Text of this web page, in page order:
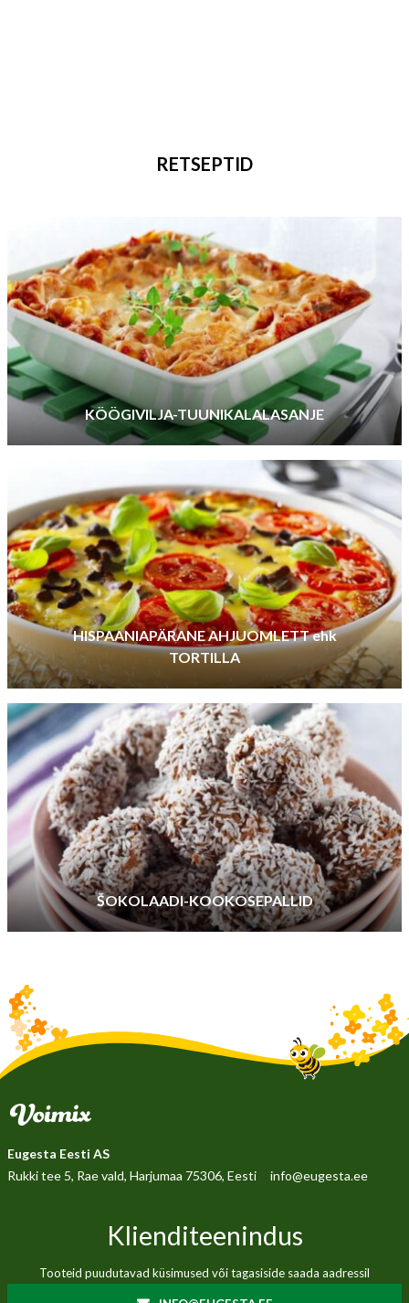
RETSEPTID
KÖÖGIVILJA-TUUNIKALALASANJE
HISPAANIAPÄRANE AHJUOMLETT ehk
TORTILLA
ŠOKOLAADI-KOOKOSEPALLID
Eugesta Eesti AS
Rukki tee 5, Rae vald, Harjumaa 75306, Eesti info@eugesta.ee
Klienditeenindus
Tooteid puudutavad küsimused või tagasiside saada aadressil